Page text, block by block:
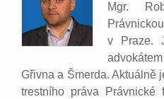
Mgr.
v Praze.
Gřivna a Šmerda. Aktuálně
trestního práva Právnické